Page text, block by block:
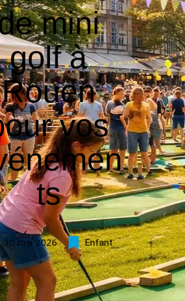
mini
golf à
Rouen
vos
ts
30 mai 2026 Enfant